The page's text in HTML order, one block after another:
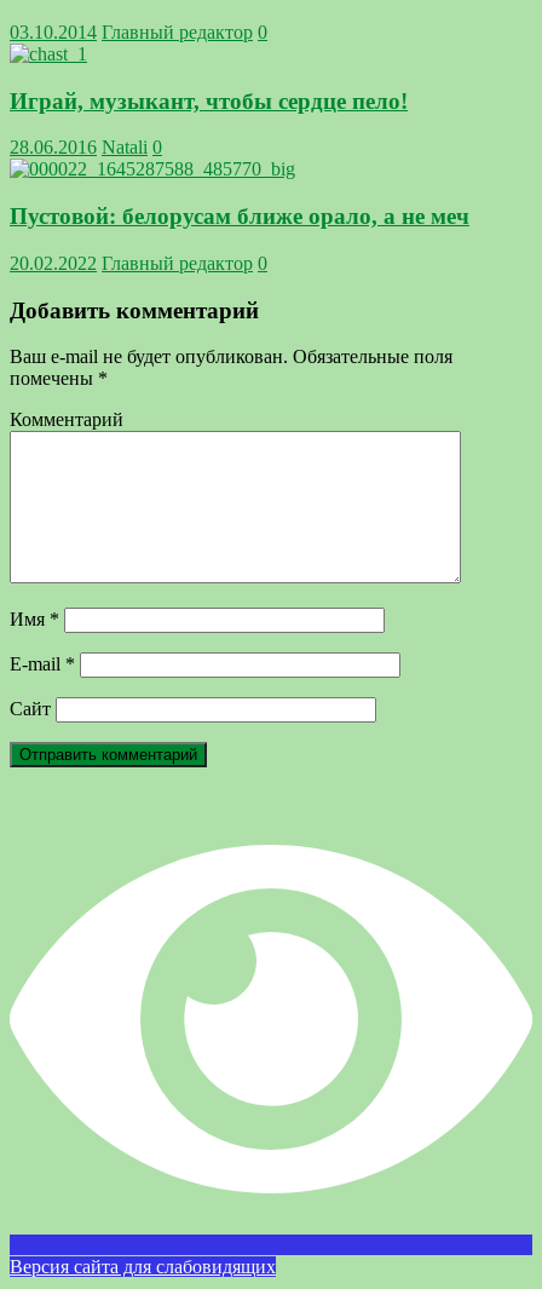
03.10.2014 Главный редактор 0
Играй, музыкант, чтобы сердце пело!
28.06.2016 Natali 0
Пустовой: белорусам ближе орало, а не меч
20.02.2022 Главный редактор 0
Добавить комментарий
Ваш e-mail не будет опубликован. Обязательные поля
помечены *
Комментарий
Имя *
E-mail *
Сайт
Версия сайта для слабовидящих